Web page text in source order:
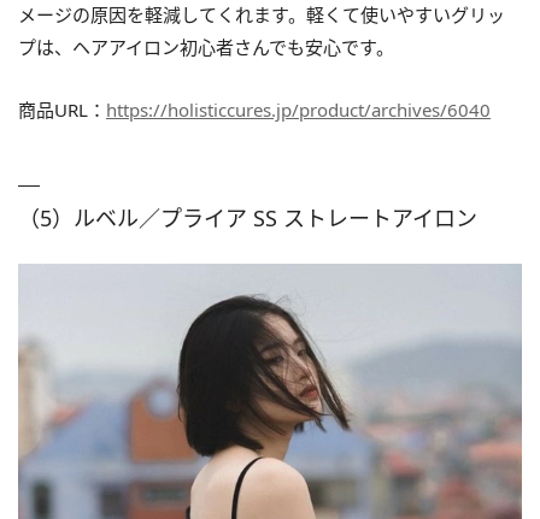
メージの原因を軽減してくれます。軽くて使いやすいグリッ
プは、ヘアアイロン初心者さんでも安心です。
商品URL： https://holisticcures.jp/product/archives/6040
（5）ルベル／プライア SS ストレートアイロン